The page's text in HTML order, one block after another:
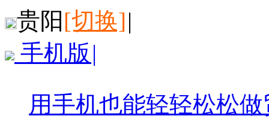
贵阳[切换]|
手机版 |
用手机也能轻轻松松